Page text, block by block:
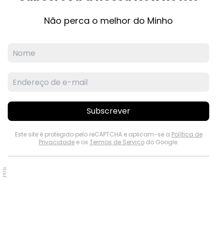
Não perca o melhor do Minho
Subscrever
Este site é protegido pelo reCAPTCHA e aplicam-se a Política de
Privacidadee os Termos de Serviçodo Google.
PUB.